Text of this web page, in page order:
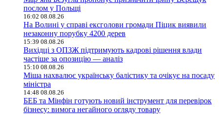
послом у Польщі
16:02 08.08.26
На Волині у справі ексголови громади Піцик виявили
незаконну порубку 4200 дерев
15:39 08.08.26
Вихідці з ОПЗЖ підтримують кадрові рішення влади
частіше за опозицію — аналіз
15:10 08.08.26
Міша нахвалює українську балістику та очікує на посаду
міністра
14:48 08.08.26
БЕБ та Мінфін готують новий інструмент для перевірок
бізнесу: вимога негайного огляду товару